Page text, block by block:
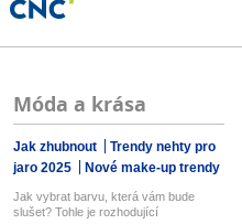
Móda a krása
Jak zhubnout
Trendy nehty pro
jaro 2025
Nové make-up trendy
Jak vybrat barvu, která vám bude
slušet? Tohle je rozhodující